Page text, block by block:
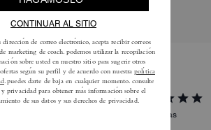
PROCESAR EL
Reseñas